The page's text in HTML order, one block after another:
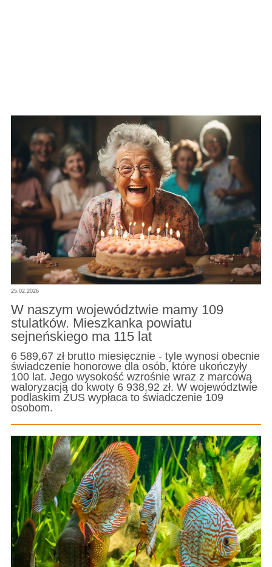
25.02.2026
W naszym województwie mamy 109
stulatków. Mieszkanka powiatu
sejneńskiego ma 115 lat
6 589,67 zł brutto miesięcznie - tyle wynosi obecnie
świadczenie honorowe dla osób, które ukończyły
100 lat. Jego wysokość wzrośnie wraz z marcową
waloryzacją do kwoty 6 938,92 zł. W województwie
podlaskim ZUS wypłaca to świadczenie 109
osobom.